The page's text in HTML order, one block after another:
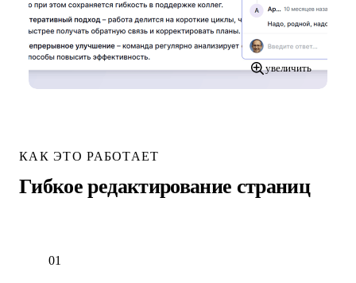
увеличить
КАК ЭТО РАБОТАЕТ
Гибкое редактирование страниц
01